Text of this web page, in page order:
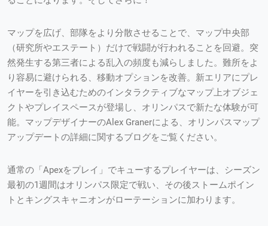
マップを広げ、部隊をより分散させることで、マップ中央部
（研究所やエステート）だけで戦闘が行われることを回避。突
然発生する第三者による乱入の頻度も減らしました。難所をよ
り容易に避けられる、移動オプションを改善。新エリアにプレ
イヤーを引き込むためのインタラクティブなマップ上オブジェ
クトやプレイスペースが登場し、オリンパスで新たな体験が可
能。マップデザイナーのAlex Granerによる、オリンパスマップ
アップデートの詳細に関するブログをご覧ください。
通常の「Apexをプレイ」でキューするプレイヤーは、シーズン
最初の1週間はオリンパス限定で戦い、その後ストームポイン
トとキングスキャニオンがローテーションに加わります。